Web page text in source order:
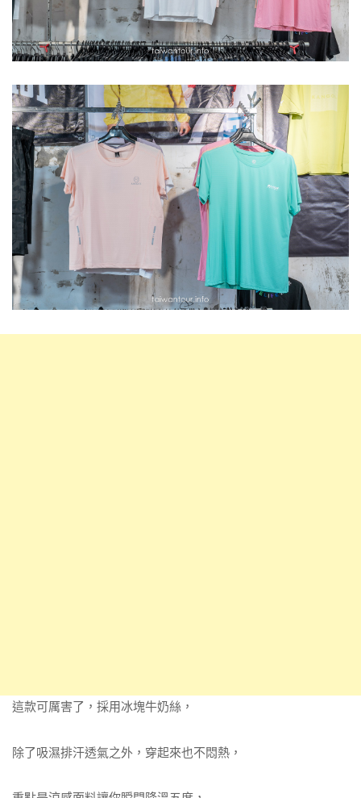
這款可厲害了，採用冰塊牛奶絲，
除了吸濕排汗透氣之外，穿起來也不悶熱，